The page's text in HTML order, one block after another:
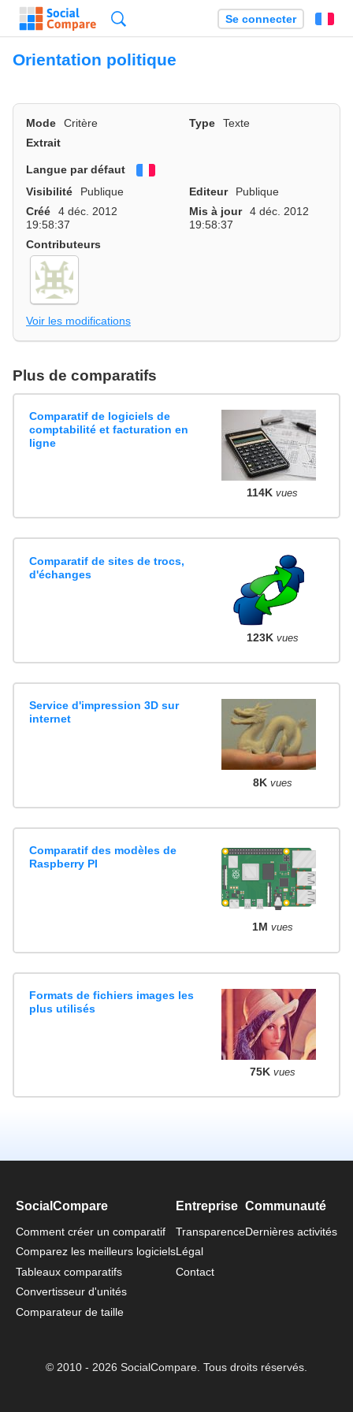
Se connecter
Orientation politique
Mode Critère Type
Texte
Extrait
Langue par défaut
Visibilité
Publique Editeur
Publique
Créé
4 déc. 2012
19:58:37
Mis à jour
4 déc. 2012
19:58:37
Contributeurs
Voir les modifications
Plus de comparatifs
Comparatif de logiciels de
comptabilité et facturation en
ligne
114K vues
Comparatif de sites de trocs,
d'échanges
123K vues
Service d'impression 3D sur
internet
8K vues
Comparatif des modèles de
Raspberry PI
1M vues
Formats de fichiers images les
plus utilisés
75K vues
SocialCompare
Comment créer un comparatif
Comparez les meilleurs logiciels
Tableaux comparatifs
Convertisseur d'unités
Comparateur de taille
Entreprise
Transparence
Légal
Contact
Communauté
Dernières activités
© 2010 - 2026 SocialCompare. Tous droits réservés.